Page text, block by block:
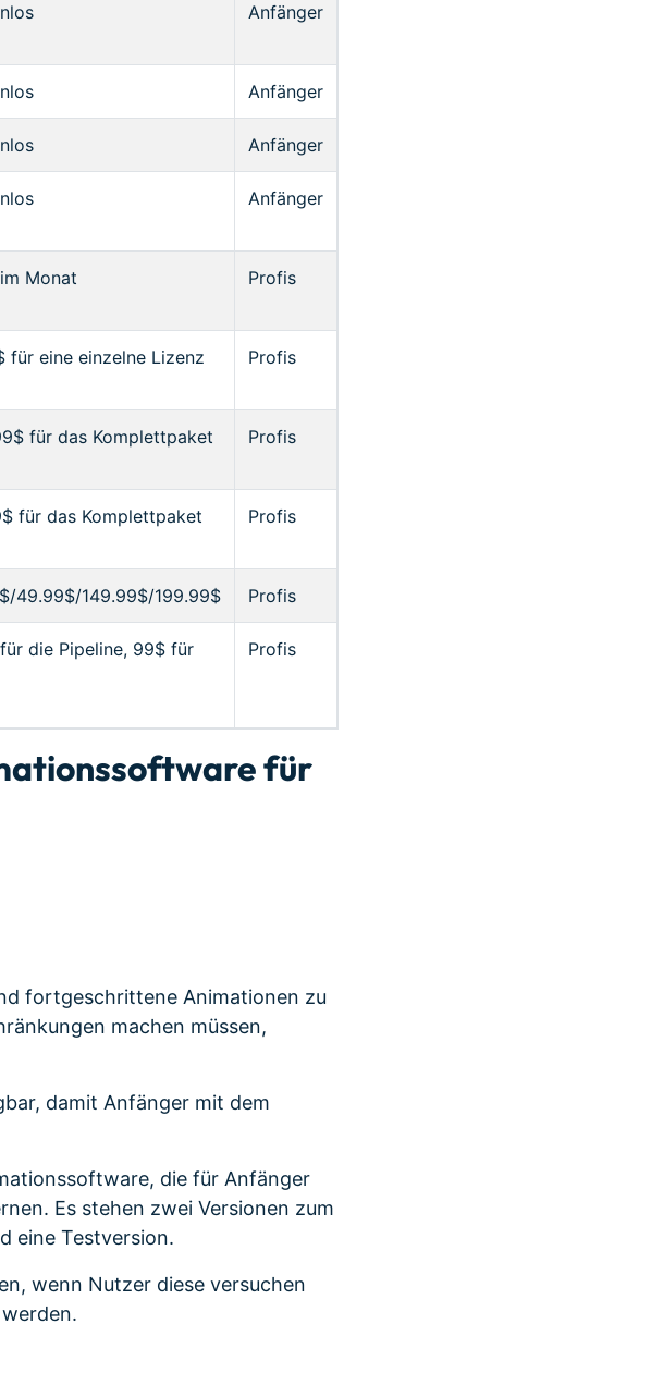
Anfänger
Anfänger
Anfänger
Anfänger
Monat Profis
für eine einzelne Lizenz Profis
für das Komplettpaket Profis
für das Komplettpaket Profis
49.99$/149.99$/199.99$ Profis
die Pipeline, 99$ für
Profis
für
fortgeschrittene Animationen zu
machen müssen,
damit Anfänger mit dem
die für Anfänger
Es stehen zwei Versionen zum
eine Testversion.
wenn Nutzer diese versuchen